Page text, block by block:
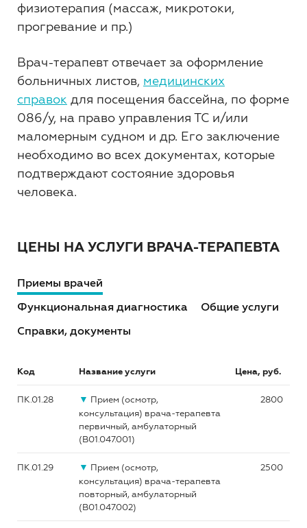
физиотерапия (массаж, микротоки,
прогревание и пр.)
Врач-терапевт отвечает за оформление
больничных листов, медицинских
справок для посещения бассейна, по форме
086/у, на право управления ТС и/или
маломерным судном и др. Его заключение
необходимо во всех документах, которые
подтверждают состояние здоровья
человека.
ЦЕНЫ НА УСЛУГИ ВРАЧА-ТЕРАПЕВТА
Приемы врачей
Функциональная диагностика
Общие услуги
Справки, документы
Код Название услуги Цена, руб.
ПК.01.28 ▼ Прием (осмотр,
консультация) врача-терапевта
первичный, амбулаторный
(B01.047.001)
2800
ПК.01.29 ▼ Прием (осмотр,
консультация) врача-терапевта
повторный, амбулаторный
(B01.047.002)
2500